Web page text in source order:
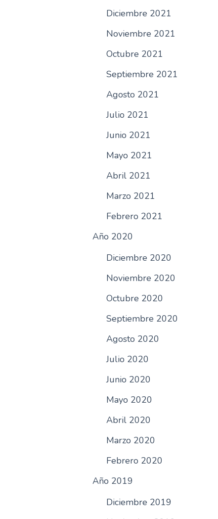
Diciembre 2021
Noviembre 2021
Octubre 2021
Septiembre 2021
Agosto 2021
Julio 2021
Junio 2021
Mayo 2021
Abril 2021
Marzo 2021
Febrero 2021
Año 2020
Diciembre 2020
Noviembre 2020
Octubre 2020
Septiembre 2020
Agosto 2020
Julio 2020
Junio 2020
Mayo 2020
Abril 2020
Marzo 2020
Febrero 2020
Año 2019
Diciembre 2019